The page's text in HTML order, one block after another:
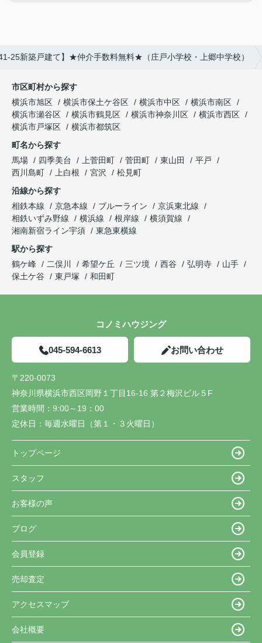
25新築戸建て】★仲介手数料無料★（庄戸小学校・上郷中学校）
市区町村から探す
横浜市旭区
横浜市保土ケ谷区 横浜市中区
横浜市南区
横浜市瀬谷区
横浜市鶴見区 横浜市神奈川区
横浜市西区
横浜市戸塚区
横浜市都筑区
町名から探す
馬場
四季美台 上菅田町 菅田町 東山田
平戸
西川島町
上白根 宮沢
松見町
沿線から探す
相鉄本線
京急本線 ブルーライン
京浜東北線
相鉄いずみ野線
横浜線 根岸線
横須賀線
湘南新宿ライン宇須
東急東横線
駅から探す
鶴ケ峰
二俣川 希望ケ丘 三ツ境 西谷 弘明寺
山手
保土ケ谷
東戸塚 和田町
コノミハウジング
045-594-6613 お問い合わせ
〒220-0073
神奈川県横浜市西区岡野１丁目16-16 第２梅沢ビル５F
営業時間： 9:00～19：00
定休日： 毎週水曜日（第１・３火曜日）
トップページ
スタッフ
お客様の声
ブログ
会員登録
売却査定
アクセスマップ
会社概要